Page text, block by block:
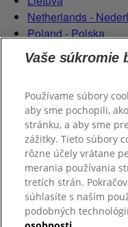
Netherlands -
Poland - Polska
România
Serbian (Serbia)
Slovenija
Switzerland
Switzerland (Suisse)
Vaše súkromie
Používame súbory
aby sme pochopili,
stránku, a aby sme
zážitky. Tieto súbory
rôzne účely vrátane
merania používania
tretích strán.
súhlasíte s naším
podobných